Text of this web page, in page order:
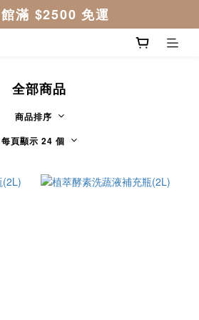
全部商品
商品排序
每頁顯示 24 個